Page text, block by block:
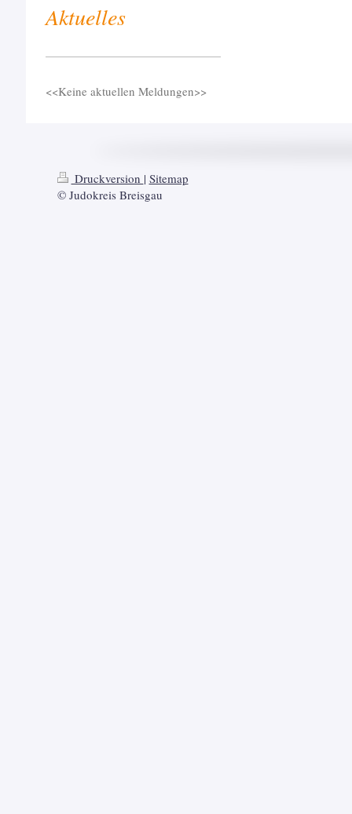
Aktuelles
<<Keine aktuellen Meldungen>>
Druckversion | Sitemap
© Judokreis Breisgau